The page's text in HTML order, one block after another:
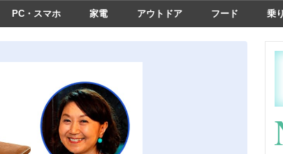
PC・スマホ 家電 アウトドア フード 乗